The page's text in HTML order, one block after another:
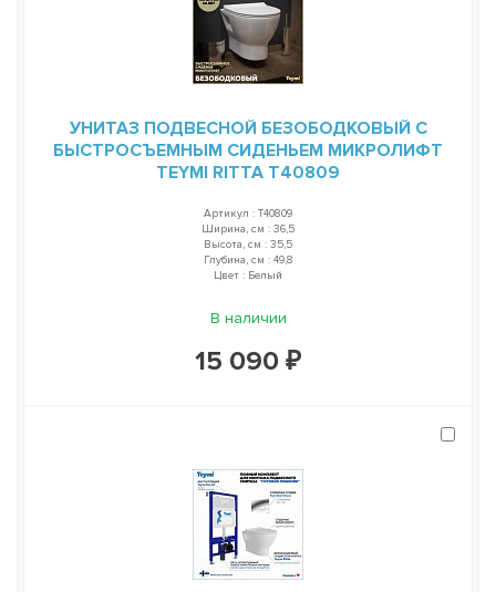
УНИТАЗ ПОДВЕСНОЙ БЕЗОБОДКОВЫЙ С
БЫСТРОСЪЕМНЫМ СИДЕНЬЕМ МИКРОЛИФТ
TEYMI RITTA T40809
Артикул : T40809
Ширина, см : 36,5
Высота, см : 35,5
Глубина, см : 49,8
Цвет : Белый
В наличии
15 090 ₽